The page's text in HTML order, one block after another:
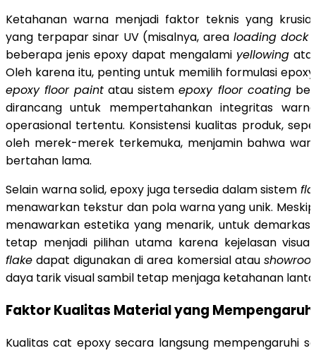
Ketahanan warna menjadi faktor teknis yang
yang terpapar sinar UV (misalnya, area loading dock
beberapa jenis epoxy dapat mengalami yellowing
Oleh karena itu, penting untuk memilih formulasi
epoxy floor paint atau sistemepoxy floor coating
dirancang untuk mempertahankan integritas
operasional tertentu. Konsistensi kualitas produk,
oleh merek-merek terkemuka, menjamin bahwa
bertahan lama.
Selain warna solid, epoxy juga tersedia dalam sistem
menawarkan tekstur dan pola warna yang unik.
menawarkan estetika yang menarik, untuk demarkasi
tetap menjadi pilihan utama karena kejelasan
flake dapat digunakan di area komersial atau
daya tarik visual sambil tetap menjaga ketahanan
Faktor Kualitas Material yang
Kualitas cat epoxy secara langsung mempengaruhi